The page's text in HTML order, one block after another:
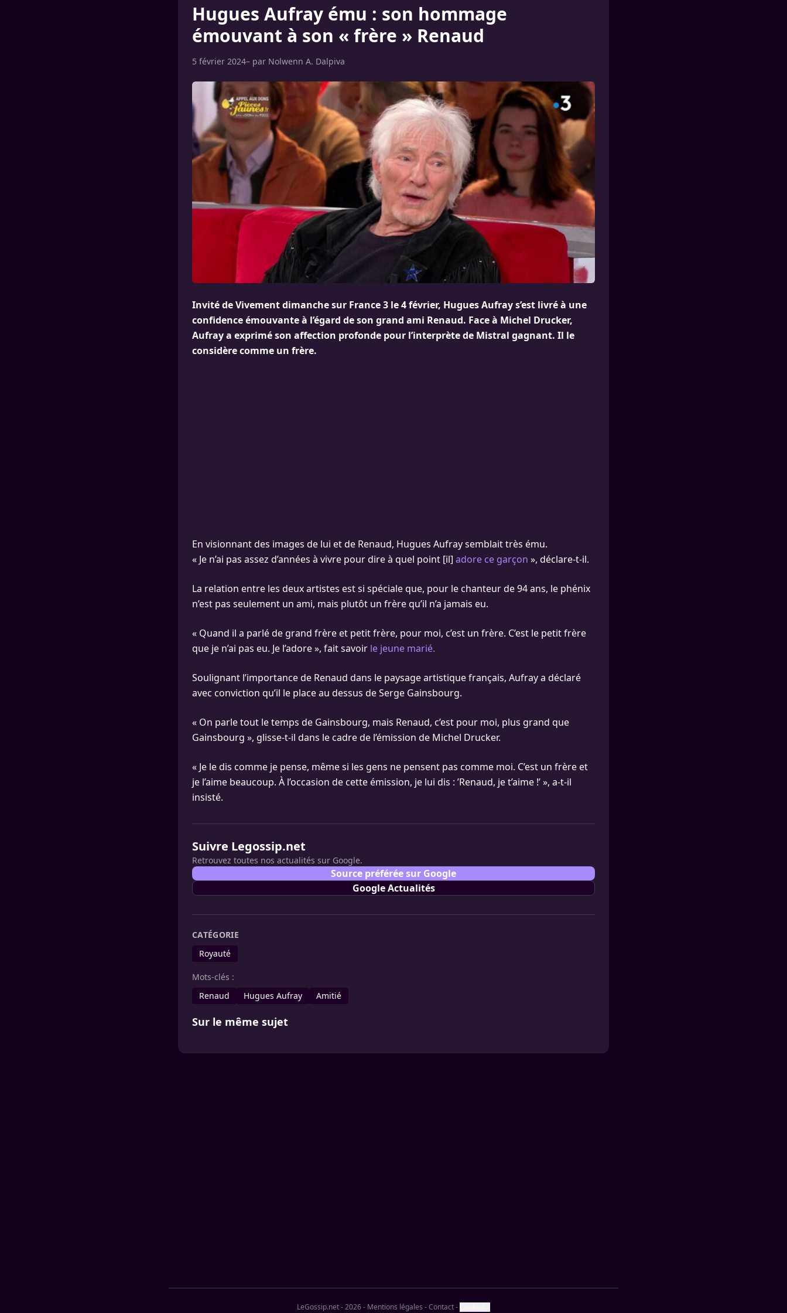
Hugues Aufray ému : son hommage
émouvant à son « frère » Renaud
5 février 2024– par Nolwenn A. Dalpiva
Invité de Vivement dimanche sur France 3 le 4 février, Hugues Aufray s’est livré à une
confidence émouvante à l’égard de son grand ami Renaud. Face à Michel Drucker,
Aufray a exprimé son affection profonde pour l’interprète de Mistral gagnant. Il le
considère comme un frère.
En visionnant des images de lui et de Renaud, Hugues Aufray semblait très ému.
« Je n’ai pas assez d’années à vivre pour dire à quel point [il] adore ce garçon », déclare-t-il.
La relation entre les deux artistes est si spéciale que, pour le chanteur de 94 ans, le phénix
n’est pas seulement un ami, mais plutôt un frère qu’il n’a jamais eu.
« Quand il a parlé de grand frère et petit frère, pour moi, c’est un frère. C’est le petit frère
que je n’ai pas eu. Je l’adore », fait savoir le jeune marié.
Soulignant l’importance de Renaud dans le paysage artistique français, Aufray a déclaré
avec conviction qu’il le place au dessus de Serge Gainsbourg.
« On parle tout le temps de Gainsbourg, mais Renaud, c’est pour moi, plus grand que
Gainsbourg », glisse-t-il dans le cadre de l’émission de Michel Drucker.
« Je le dis comme je pense, même si les gens ne pensent pas comme moi. C’est un frère et
je l’aime beaucoup. À l’occasion de cette émission, je lui dis : ’Renaud, je t’aime !’ », a-t-il
insisté.
Suivre Legossip.net
Retrouvez toutes nos actualités sur Google.
Source préférée sur Google
Google Actualités
CATÉGORIE
Royauté
Mots-clés :
Renaud
Hugues Aufray Amitié
Sur le même sujet
LeGossip.net - 2026- Mentions légales -Contact-